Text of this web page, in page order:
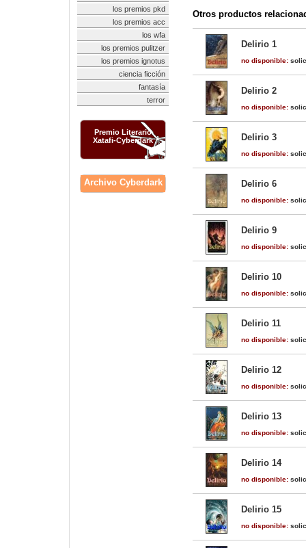
los premios pkd
los premios acc
los wfa
los premios pulitzer
los premios ignotus
ciencia ficción
fantasía
terror
Premio Literario
Xatafi-Cyberdark
Archivo Cyberdark
Otros productos
Delirio 1
no disponible:
Delirio 2
no disponible:
Delirio 3
no disponible:
Delirio 6
no disponible:
Delirio 9
no disponible:
Delirio 10
no disponible:
Delirio 11
no disponible:
Delirio 12
no disponible:
Delirio 13
no disponible:
Delirio 14
no disponible:
Delirio 15
no disponible: